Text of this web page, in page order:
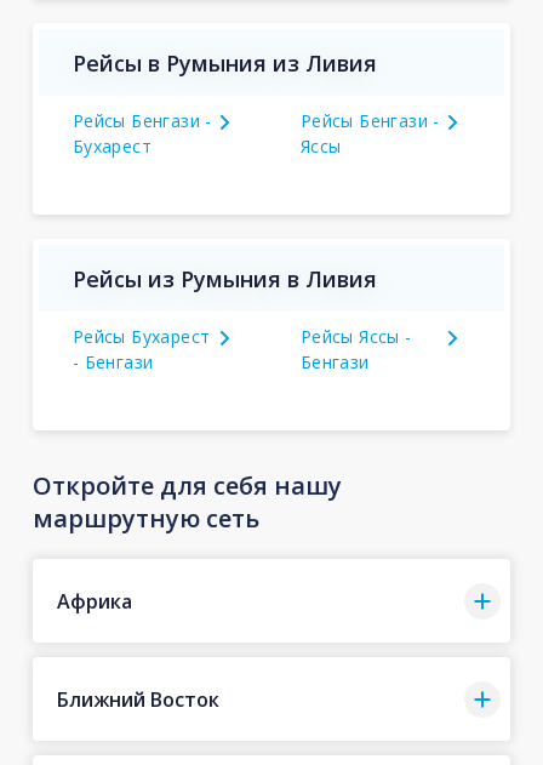
Рейсы в Румыния из Ливия
Рейсы Бенгази -
Бухарест
Рейсы Бенгази -
Яссы
Рейсы из Румыния в Ливия
Рейсы Бухарест
- Бенгази
Рейсы Яссы -
Бенгази
Откройте для себя нашу
маршрутную сеть
Африка
Ближний Восток